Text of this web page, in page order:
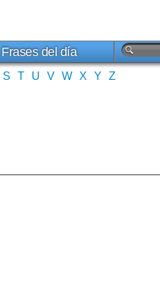
Frases del día
S T U V W X Y Z